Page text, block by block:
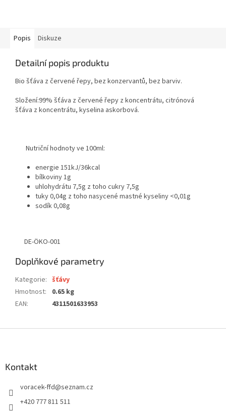
Popis Diskuze
Detailní popis produktu
Bio šťáva z červené řepy, bez konzervantů, bez barviv.
Složení:99% šťáva z červené řepy z koncentrátu, citrónová
šťáva z koncentrátu, kyselina askorbová.
Nutriční hodnoty ve 100ml:
energie 151kJ/36kcal
bílkoviny 1g
uhlohydrátu 7,5g z toho cukry 7,5g
tuky 0,04g z toho nasycené mastné kyseliny <0,01g
sodík 0,08g
DE-ÖKO-001
Doplňkové parametry
Kategorie: šťávy
Hmotnost:
0.65 kg
EAN: 4311501633953
Kontakt
voracek-ffd@seznam.cz
+420 777 811 511